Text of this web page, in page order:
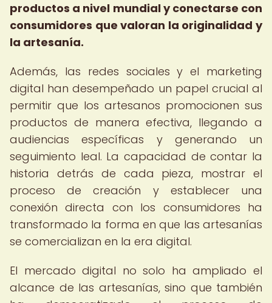
productos a nivel mundial y conectarse con
consumidores que valoran la originalidad y
la artesanía.
Además, las redes sociales y el marketing
digital han desempeñado un papel crucial al
permitir que los artesanos promocionen sus
productos de manera efectiva, llegando a
audiencias específicas y generando un
seguimiento leal. La capacidad de contar la
historia detrás de cada pieza, mostrar el
proceso de creación y establecer una
conexión directa con los consumidores ha
transformado la forma en que las artesanías
se comercializan en la era digital.
El mercado digital no solo ha ampliado el
alcance de las artesanías, sino que también